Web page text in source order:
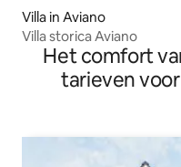
Villa in Aviano
Villa storica Aviano
Het comfort
tarieven